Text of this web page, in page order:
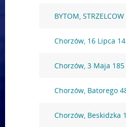
BYTOM,
Chorzów, 16 Lipca 14
Chorzów, 3 Maja 185
Chorzów, Batorego
Chorzów, Beskidzka 1